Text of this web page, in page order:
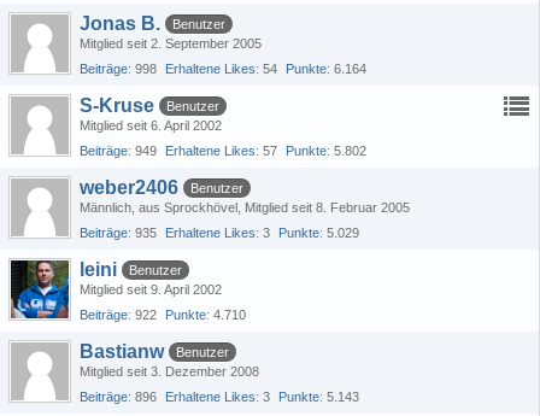
Jonas B.
Benutzer
Mitglied seit 2. September 2005
Beiträge 998 Erhaltene Likes 54 Punkte 6.164
S-Kruse
Benutzer
Mitglied seit 6. April 2002
Beiträge 949 Erhaltene Likes 57 Punkte 5.802
weber2406
Benutzer
Männlich aus Sprockhövel Mitglied seit 8. Februar 2005
Beiträge 935 Erhaltene Likes 3 Punkte 5.029
leini
Benutzer
Mitglied seit 9. April 2002
Beiträge 922 Punkte 4.710
Bastianw
Benutzer
Mitglied seit 3. Dezember 2008
Beiträge 896 Erhaltene Likes 3 Punkte 5.143